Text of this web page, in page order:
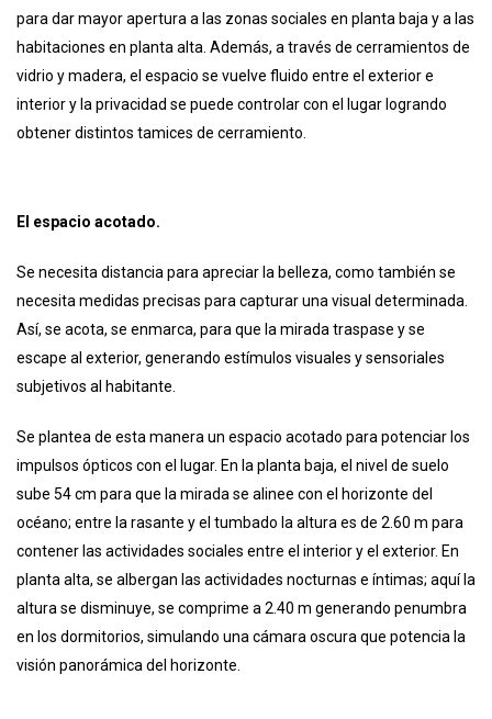
para dar mayor apertura a las zonas sociales en planta baja y a las
habitaciones en planta alta. Además, a través de cerramientos de
vidrio y madera, el espacio se vuelve fluido entre el exterior e
interior y la privacidad se puede controlar con el lugar logrando
obtener distintos tamices de cerramiento.
El espacio acotado.
Se necesita distancia para apreciar la belleza, como también se
necesita medidas precisas para capturar una visual determinada.
Así, se acota, se enmarca, para que la mirada traspase y se
escape al exterior, generando estímulos visuales y sensoriales
subjetivos al habitante.
Se plantea de esta manera un espacio acotado para potenciar los
impulsos ópticos con el lugar. En la planta baja, el nivel de suelo
sube 54 cm para que la mirada se alinee con el horizonte del
océano; entre la rasante y el tumbado la altura es de 2.60 m para
contener las actividades sociales entre el interior y el exterior. En
planta alta, se albergan las actividades nocturnas e íntimas; aquí la
altura se disminuye, se comprime a 2.40 m generando penumbra
en los dormitorios, simulando una cámara oscura que potencia la
visión panorámica del horizonte.